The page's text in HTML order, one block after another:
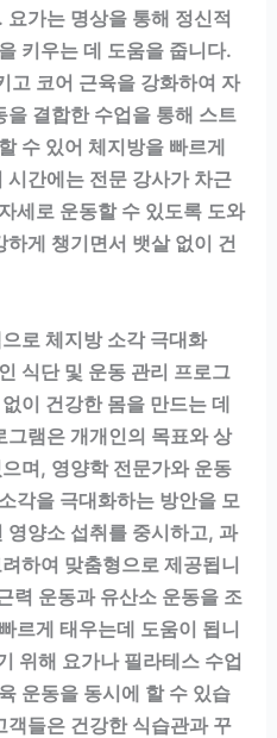
가는 명상을 통해 정신적
키우는 데 도움을 줍니다.
고 코어 근육을 강화하여 자
결합한 수업을 통해 스트
수 있어 체지방을 빠르게
간에는 전문 강사가 차근
세로 운동할 수 있도록 도와
게 챙기면서 뱃살 없이 건
로 체지방 소각 극대화
식단 및 운동 관리 프로그
이 건강한 몸을 만드는 데
그램은 개개인의 목표와 상
며, 영양학 전문가와 운동
각을 극대화하는 방안을 모
양소 섭취를 중시하고, 과
하여 맞춤형으로 제공됩니
력 운동과 유산소 운동을 조
르게 태우는데 도움이 됩니
위해 요가나 필라테스 수업
운동을 동시에 할 수 있습
들은 건강한 식습관과 꾸